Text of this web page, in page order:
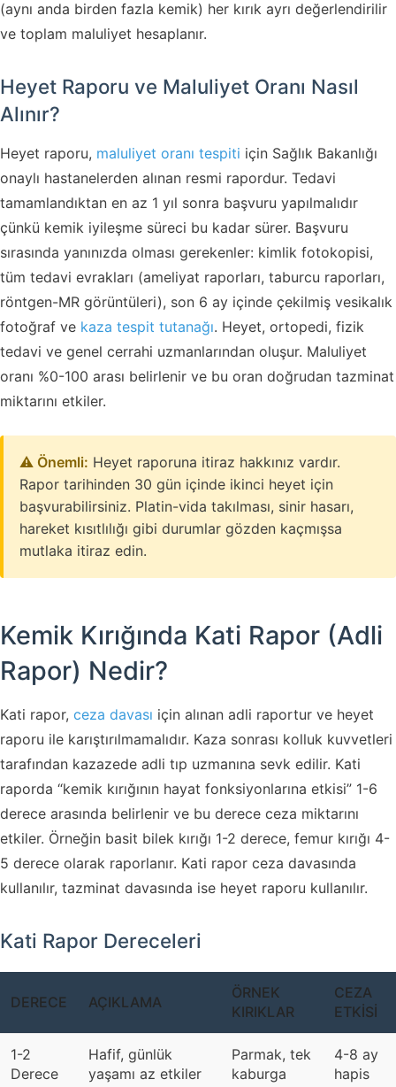
(aynı anda birden fazla kemik) her kırık ayrı değerlendirilir
ve toplam maluliyet hesaplanır.
Heyet Raporu ve Maluliyet Oranı Nasıl
Alınır?
Heyet raporu, maluliyet oranı tespiti için Sağlık Bakanlığı
onaylı hastanelerden alınan resmi rapordur. Tedavi
tamamlandıktan en az 1 yıl sonra başvuru yapılmalıdır
çünkü kemik iyileşme süreci bu kadar sürer. Başvuru
sırasında yanınızda olması gerekenler: kimlik fotokopisi,
tüm tedavi evrakları (ameliyat raporları, taburcu raporları,
röntgen-MR görüntüleri), son 6 ay içinde çekilmiş vesikalık
fotoğraf ve kaza tespit tutanağı. Heyet, ortopedi, fizik
tedavi ve genel cerrahi uzmanlarından oluşur. Maluliyet
oranı %0-100 arası belirlenir ve bu oran doğrudan tazminat
miktarını etkiler.
⚠️ Önemli: Heyet raporuna itiraz hakkınız vardır.
Rapor tarihinden 30 gün içinde ikinci heyet için
başvurabilirsiniz. Platin-vida takılması, sinir hasarı,
hareket kısıtlılığı gibi durumlar gözden kaçmışsa
mutlaka itiraz edin.
Kemik Kırığında Kati Rapor (Adli
Rapor) Nedir?
Kati rapor, ceza davası için alınan adli raportur ve heyet
raporu ile karıştırılmamalıdır. Kaza sonrası kolluk kuvvetleri
tarafından kazazede adli tıp uzmanına sevk edilir. Kati
raporda “kemik kırığının hayat fonksiyonlarına etkisi” 1-6
derece arasında belirlenir ve bu derece ceza miktarını
etkiler. Örneğin basit bilek kırığı 1-2 derece, femur kırığı 4-
5 derece olarak raporlanır. Kati rapor ceza davasında
kullanılır, tazminat davasında ise heyet raporu kullanılır.
Kati Rapor Dereceleri
DERECE AÇIKLAMA
ÖRNEK
KIRIKLAR
CEZA
ETKISI
1-2
Derece
Hafif, günlük
yaşamı az etkiler
Parmak, tek
kaburga
4-8 ay
hapis